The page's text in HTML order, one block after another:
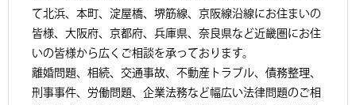
て北浜、本町、淀屋橋、堺筋線、京阪線沿線にお住まいの
皆様、大阪府、京都府、兵庫県、奈良県など近畿圏にお住
いの皆様から広くご相談を承っております。
離婚問題、相続、交通事故、不動産トラブル、債務整理、
刑事事件、労働問題、企業法務など幅広い法律問題のご相